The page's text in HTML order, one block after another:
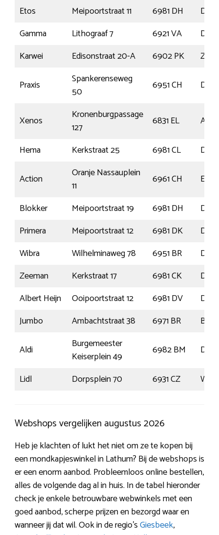
Etos Meipoortstraat 11 6981 DH
Gamma
Lithograaf 7 6921 VA
Karwei
Edisonstraat 20-A 6902 PK
Praxis
Spankerenseweg
50
6951 CH
Xenos
Kronenburgpassage
127
6831 EL
Hema
Kerkstraat 25 6981 CL
Action
Oranje Nassauplein
11
6961 CH
Blokker
Meipoortstraat 19 6981 DH
Primera
Meipoortstraat 12 6981 DK
Wibra
Wilhelminaweg 78 6951 BR
Zeeman
Kerkstraat 17 6981 CK
Albert Heijn
Ooipoortstraat 12 6981 DV
Jumbo
Ambachtstraat 38 6971 BR
Aldi
Burgemeester
Keiserplein 49
6982 BM
Lidl
Dorpsplein 70 6931 CZ
Webshops vergelijken augustus 2026
Heb je klachten of lukt het niet om ze te kopen bij
een mondkapjeswinkel in Lathum? Bij de webshops is
er een enorm aanbod. Probleemloos online bestellen,
alles de volgende dag al in huis. In de tabel hieronder
check je enkele betrouwbare webwinkels met een
goed aanbod, scherpe prijzen en bezorgd waar en
wanneer jij dat wil. Ook in de regio’sGiesbeek,